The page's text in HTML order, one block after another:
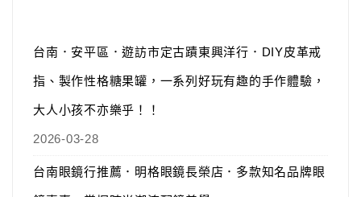
台南．安平區．遊訪市定古蹟東興洋行．DIY皮革戒
指、製作性格糖果罐，一系列好玩有趣的手作體驗，
大人小孩不亦樂乎！！
2026-03-28
台南眼鏡行推薦．明格眼鏡長榮店．多款知名品牌眼